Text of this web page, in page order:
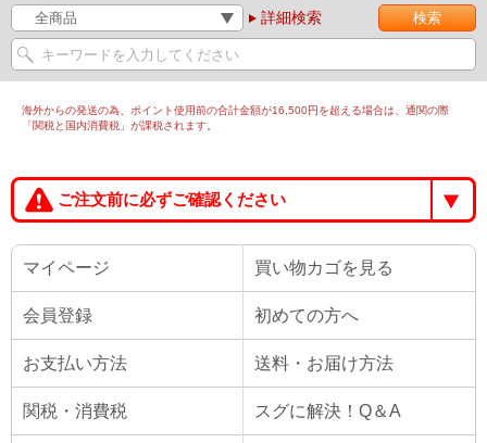
詳細検索
海外からの発送の為、ポイント使用前の合計金額が16,500円を超える場合は、通関の際
「関税と国内消費税」が課税されます。
ご注文前に必ずご確認ください
マイページ 買い物カゴを見る
会員登録 初めての方へ
お支払い方法 送料・お届け方法
関税・消費税 スグに解決！Q＆A